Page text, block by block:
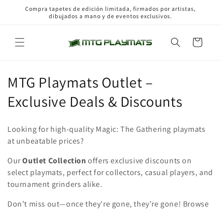
directamente
al contenido
Compra tapetes de edición limitada, firmados por artistas,
dibujados a mano y de eventos exclusivos.
Carrito
C
o
e
c
c
i
MTG Playmats Outlet –
Exclusive Deals & Discounts
Looking for high-quality Magic: The Gathering playmats
at unbeatable prices?
OurOutlet Collection offers exclusive discounts on
select playmats, perfect for collectors, casual players, and
tournament grinders alike.
Don’t miss out—once they're gone, they’re gone! Browse